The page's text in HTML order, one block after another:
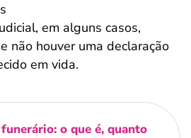
em alguns casos,
não houver uma declaração
em vida.
o que é, quanto